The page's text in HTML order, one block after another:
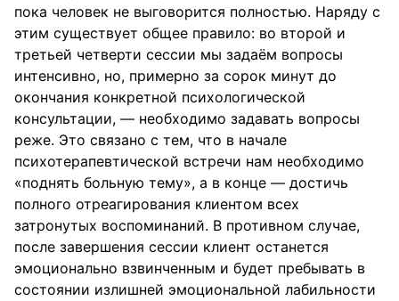
пока человек не выговорится полностью. Наряду с
этим существует общее правило: во второй и
третьей четверти сессии мы задаём вопросы
интенсивно, но, примерно за сорок минут до
окончания конкретной психологической
консультации, — необходимо задавать вопросы
реже. Это связано с тем, что в начале
психотерапевтической встречи нам необходимо
«поднять больную тему», а в конце — достичь
полного отреагирования клиентом всех
затронутых воспоминаний. В противном случае,
после завершения сессии клиент останется
эмоционально взвинченным и будет пребывать в
состоянии излишней эмоциональной лабильности